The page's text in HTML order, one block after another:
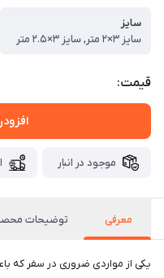
سایز
سایز ۳×۲ متر, سایز ۳×۲.۵ متر
قیمت:
موجود در انبار
معرفی توضیحات
یکی از مواردی ضروری در سفر که